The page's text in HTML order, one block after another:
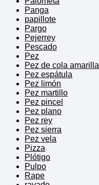
Panga
papillote
Pargo
Pejerrey
Pescado
Pez
Pez de cola amarilla
Pez espátula
Pez limón
Pez martillo
Pez pincel
Pez plano
Pez rey
Pez sierra
Pez vela
Pizza
Plótigo
Pulpo
Rape